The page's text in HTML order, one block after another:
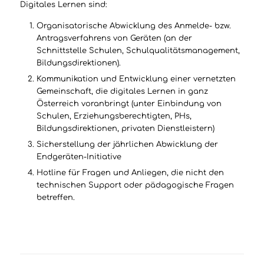
Digitales Lernen sind:
Organisatorische Abwicklung des Anmelde- bzw.
Antragsverfahrens von Geräten (an der
Schnittstelle Schulen, Schulqualitätsmanagement,
Bildungsdirektionen).
Kommunikation und Entwicklung einer vernetzten
Gemeinschaft, die digitales Lernen in ganz
Österreich voranbringt (unter Einbindung von
Schulen, Erziehungsberechtigten, PHs,
Bildungsdirektionen, privaten Dienstleistern)
Sicherstellung der jährlichen Abwicklung der
Endgeräten-Initiative
Hotline für Fragen und Anliegen, die nicht den
technischen Support oder pädagogische Fragen
betreffen.